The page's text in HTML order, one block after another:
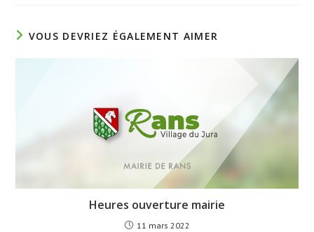
VOUS DEVRIEZ ÉGALEMENT AIMER
Heures ouverture mairie
11 mars 2022